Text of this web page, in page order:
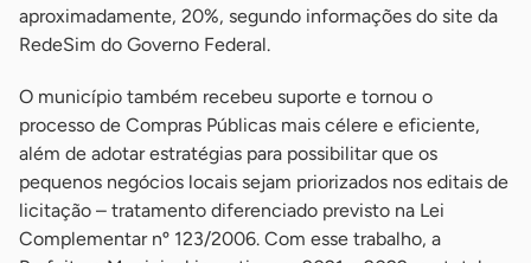
aproximadamente, 20%, segundo informações do site da
RedeSim do Governo Federal.
O município também recebeu suporte e tornou o
processo de Compras Públicas mais célere e eficiente,
além de adotar estratégias para possibilitar que os
pequenos negócios locais sejam priorizados nos editais de
licitação – tratamento diferenciado previsto na Lei
Complementar nº 123/2006. Com esse trabalho, a